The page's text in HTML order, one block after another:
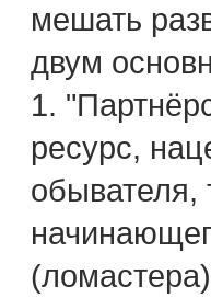
мешать
двум
1.
ресурс,
обывателя,